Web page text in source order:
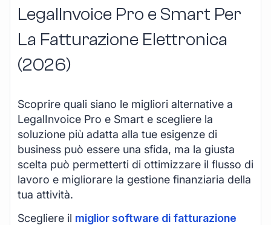
LegalInvoice Pro e Smart Per
La Fatturazione Elettronica
(2026)
Scoprire quali siano le migliori alternative a
LegalInvoice Pro e Smart e scegliere la
soluzione più adatta alla tue esigenze di
business può essere una sfida, ma la giusta
scelta può permetterti di ottimizzare il flusso di
lavoro e migliorare la gestione finanziaria della
tua attività.
Scegliere il miglior software di fatturazione